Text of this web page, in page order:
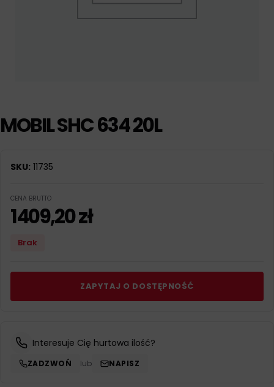
MOBIL SHC 634 20L
SKU: 11735
CENA BRUTTO
1409,20zł
Brak
ZAPYTAJ O DOSTĘPNOŚĆ
Interesuje Cię hurtowa ilość?
ZADZWOŃ lub NAPISZ